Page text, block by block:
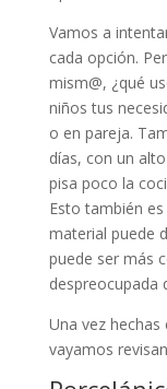
Vamos a
cada opción.
mism@, ¿qué
niños tus
o en pareja.
días, con un
pisa poco la
Esto también
material puede
puede ser más
despreocupada
Una vez
vayamos